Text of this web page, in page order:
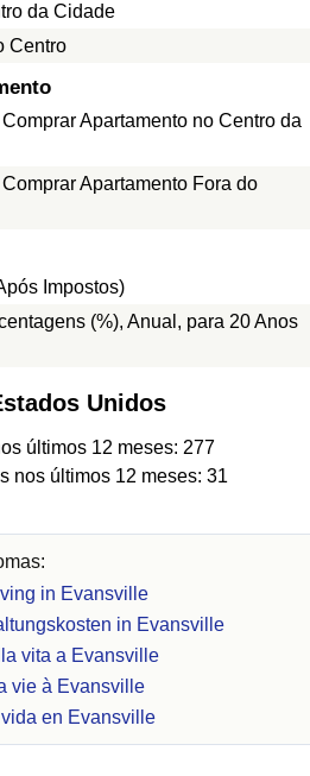
da Cidade
Centro
Apartamento no Centro da
Apartamento Fora do
Impostos)
(%), Anual, para 20 Anos
Unidos
últimos 12 meses: 277
nos últimos 12 meses: 31
in Evansville
in Evansville
vita a Evansville
vie à Evansville
en Evansville